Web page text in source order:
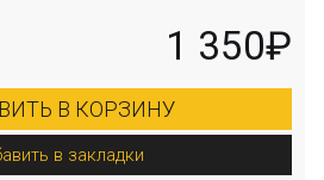
1 350₽
В КОРЗИНУ
в закладки